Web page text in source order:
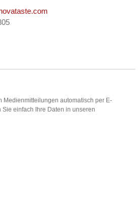
Medienmitteilungen automatisch per E-
einfach Ihre Daten in unseren